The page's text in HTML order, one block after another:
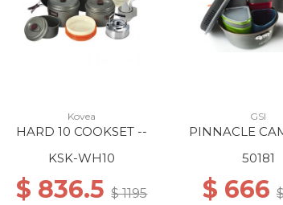
Kovea
HARD 10 COOKSET --
KSK-WH10
$ 836.5$ 1195
GSI
PINNACLE
50181
$ 666